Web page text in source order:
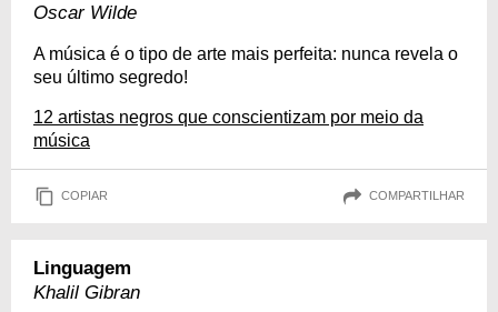
Oscar Wilde
A música é o tipo de arte mais perfeita: nunca revela o
seu último segredo!
12 artistas negros que conscientizam por meio da
música
COPIAR COMPARTILHAR
Linguagem
Khalil Gibran